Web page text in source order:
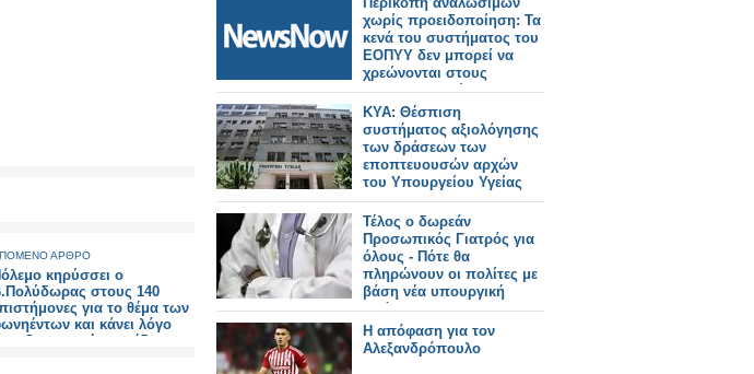
ΑΡΘΡΟ
κηρύσσει ο
στους 140
για το θέμα των
και κάνει λόγο
για «Οργανωμένο σχέδιο» ..
χωρίς προειδοποίηση: Τα
κενά του συστήματος του
ΕΟΠΥΥ δεν μπορεί να
χρεώνονται στους
φαρμακοποιούς
ΚΥΑ: Θέσπιση
συστήματος αξιολόγησης
των δράσεων των
εποπτευουσών αρχών
του Υπουργείου Υγείας
Τέλος ο δωρεάν
Προσωπικός Γιατρός για
όλους - Πότε θα
πληρώνουν οι πολίτες με
βάση νέα υπουργική
απόφαση
Η απόφαση για τον
Αλεξανδρόπουλο